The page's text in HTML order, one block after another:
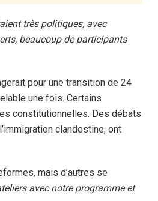
très politiques, avec
beaucoup de participants
pour une transition de 24
une fois. Certains
constitutionnelles. Des débats
clandestine, ont
mais d’autres se
avec notre programme et